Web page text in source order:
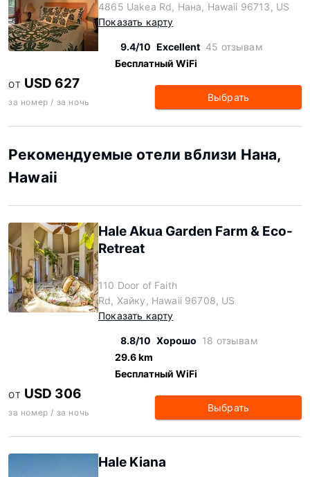
4865 Uakea Rd, Нана, Hawaii 96713, US
Показать карту
9.4/10 Excellent 45 отзывам
Бесплатный WiFi
ОТ USD 627
за номер / за ночь Выбрать
Рекомендуемые отели вблизи Нана,
Hawaii
Hale Akua Garden Farm & Eco-
Retreat
110 Door of Faith
Rd, Хайку, Hawaii 96708, US
Показать карту
8.8/10 Хорошо 18 отзывам
29.6 km
Бесплатный WiFi
ОТ USD 306
за номер / за ночь Выбрать
Hale Kiana